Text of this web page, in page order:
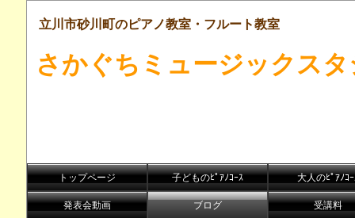
立川市砂川町のピアノ教室・フルート教室
さかぐちミュージックス
トップページ 子どものﾋﾟｱﾉｺｰｽ 大人のﾋﾟｱﾉｺ
発表会動画 ブログ 受講料